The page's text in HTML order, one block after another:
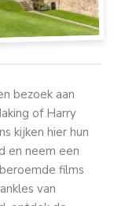
bezoek aan
of Harry
kijken hier hun
en neem een
films
van